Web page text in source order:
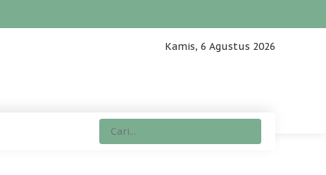
Kamis, 6 Agustus 2026